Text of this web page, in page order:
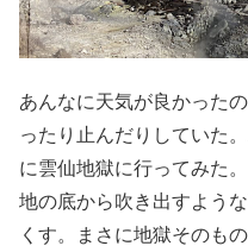
あんなに天気が良かった
ったり止んだりしていた
に雲仙地獄に行ってみた
地の底から吹き出すよう
くす。まさに地獄そのも